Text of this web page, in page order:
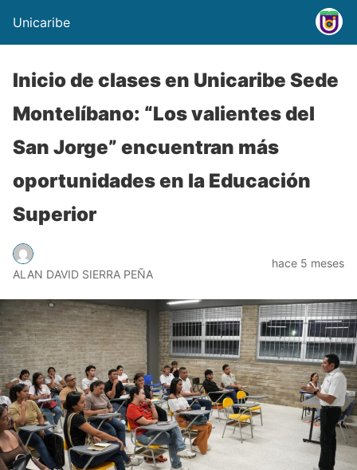
Unicaribe
Inicio de clases en Unicaribe Sede
Montelíbano: “Los valientes del
San Jorge” encuentran más
oportunidades en la Educación
Superior
ALAN DAVID SIERRA PEÑA
hace 5 meses